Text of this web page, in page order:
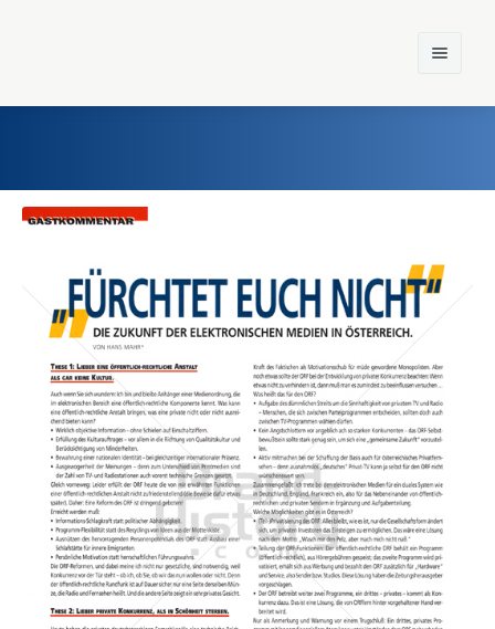
Home
Einst und Heute
Marken
Konzerne
Epoche